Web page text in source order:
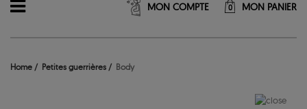
MON COMPTE 0 MON PANIER
Home Petites guerrières Body